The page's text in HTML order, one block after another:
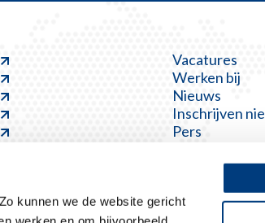
kunnen we de website gericht
Vacatures
Werken bij
Nieuws
Inschrijven
Pers